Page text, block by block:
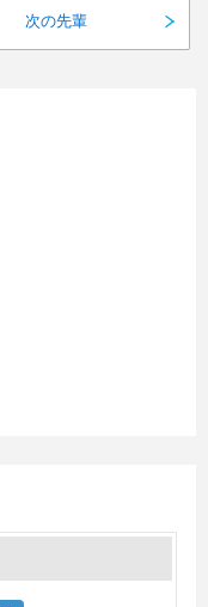
次の先輩